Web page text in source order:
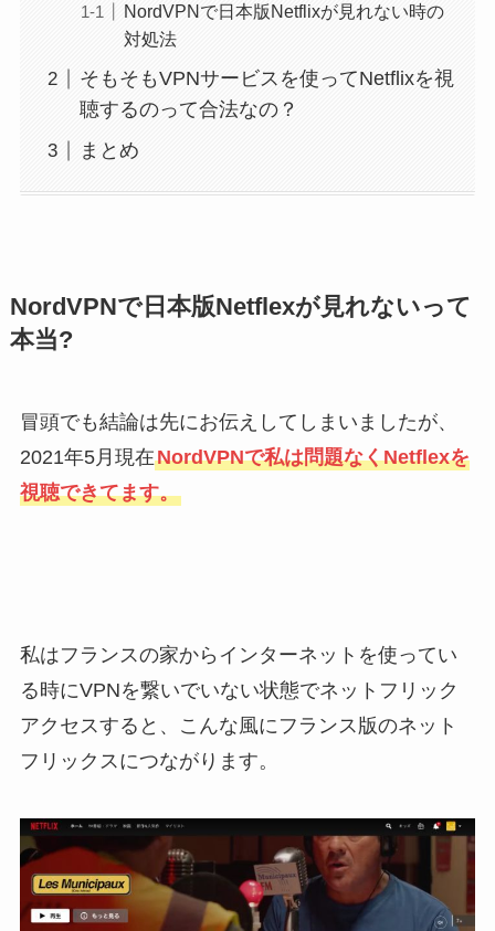
NordVPNで日本版Netflixが見れない時の
対処法
そもそもVPNサービスを使ってNetflixを視
聴するのって合法なの？
まとめ
NordVPNで日本版Netflexが見れないって
本当?
冒頭でも結論は先にお伝えしてしまいましたが、
2021年5月現在NordVPNで私は問題なくNetflexを
視聴できてます。
私はフランスの家からインターネットを使ってい
る時にVPNを繋いでいない状態でネットフリック
アクセスすると、こんな風にフランス版のネット
フリックスにつながります。